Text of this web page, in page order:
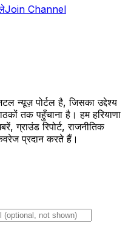
Join Channel
न्यूज़ पोर्टल है, जिसका उद्देश्य
तक पहुँचाना है। हम हरियाणा
ग्राउंड रिपोर्ट, राजनीतिक
प्रदान करते हैं।